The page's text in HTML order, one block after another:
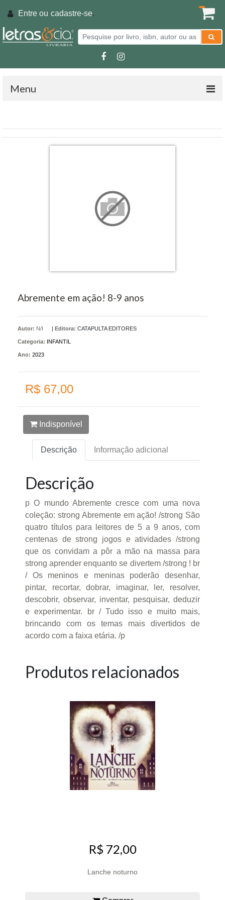
Entre ou cadastre-se.
Menu
Abremente em ação! 8-9 anos
Autor: N/I |Editora: CATAPULTA EDITORES
Categoria: INFANTIL
Ano: 2023
R$ 67,00
Indisponível
Descrição Informação adicional
Descrição
p O mundo Abremente cresce com uma nova
coleção: strong Abremente em ação! /strong São
quatro títulos para leitores de 5 a 9 anos, com
centenas de strong jogos e atividades /strong
que os convidam a pôr a mão na massa para
strong aprender enquanto se divertem /strong ! br
/ Os meninos e meninas poderão desenhar,
pintar, recortar, dobrar, imaginar, ler, resolver,
descobrir, observar, inventar, pesquisar, deduzir
e experimentar. br / Tudo isso e muito mais,
brincando com os temas mais divertidos de
acordo com a faixa etária. /p
Produtos relacionados
R$ 72,00
Lanche noturno